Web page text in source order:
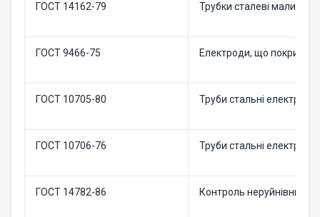
ГОСТ 14162-79 Трубки сталеві малих
ГОСТ 9466-75 Електроди, що покриті,
ГОСТ 10705-80 Труби стальні
ГОСТ 10706-76 Труби стальні
ГОСТ 14782-86 Контроль неруйнівний.